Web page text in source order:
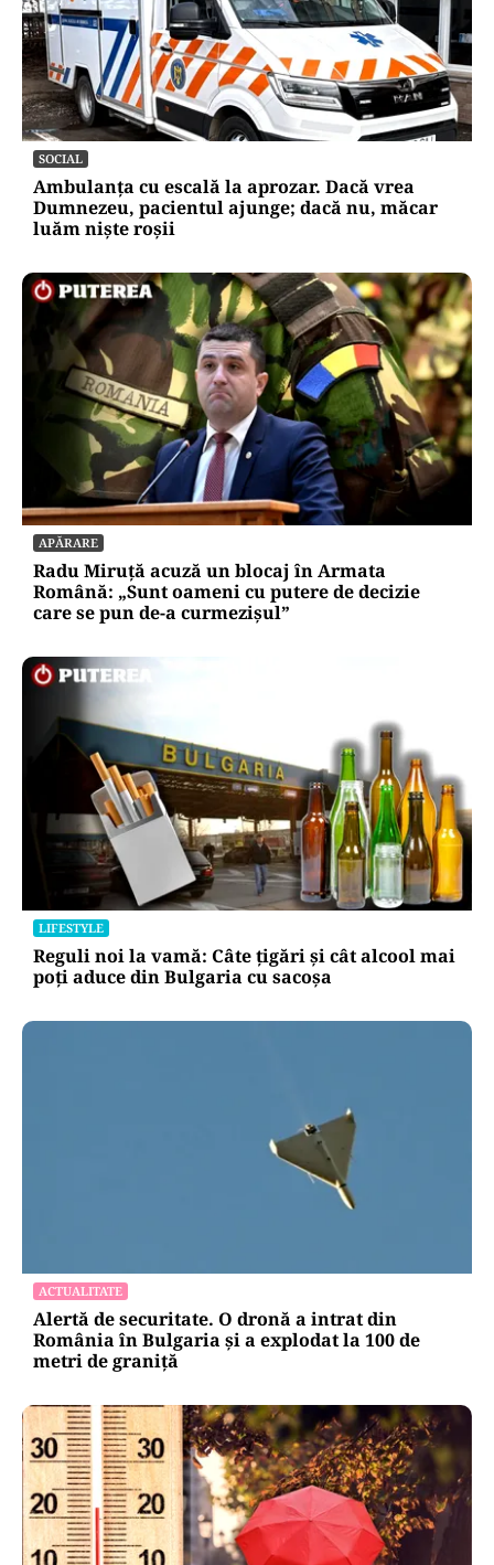
SOCIAL
Ambulanța cu escală la aprozar. Dacă vrea
Dumnezeu, pacientul ajunge; dacă nu, măcar
luăm niște roșii
APĂRARE
Radu Miruță acuză un blocaj în Armata
Română: „Sunt oameni cu putere de decizie
care se pun de-a curmezișul”
LIFESTYLE
Reguli noi la vamă: Câte țigări și cât alcool mai
poți aduce din Bulgaria cu sacoșa
ACTUALITATE
Alertă de securitate. O dronă a intrat din
România în Bulgaria şi a explodat la 100 de
metri de graniţă